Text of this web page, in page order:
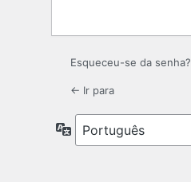
Esqueceu-se da senha?
← Ir para
Idioma